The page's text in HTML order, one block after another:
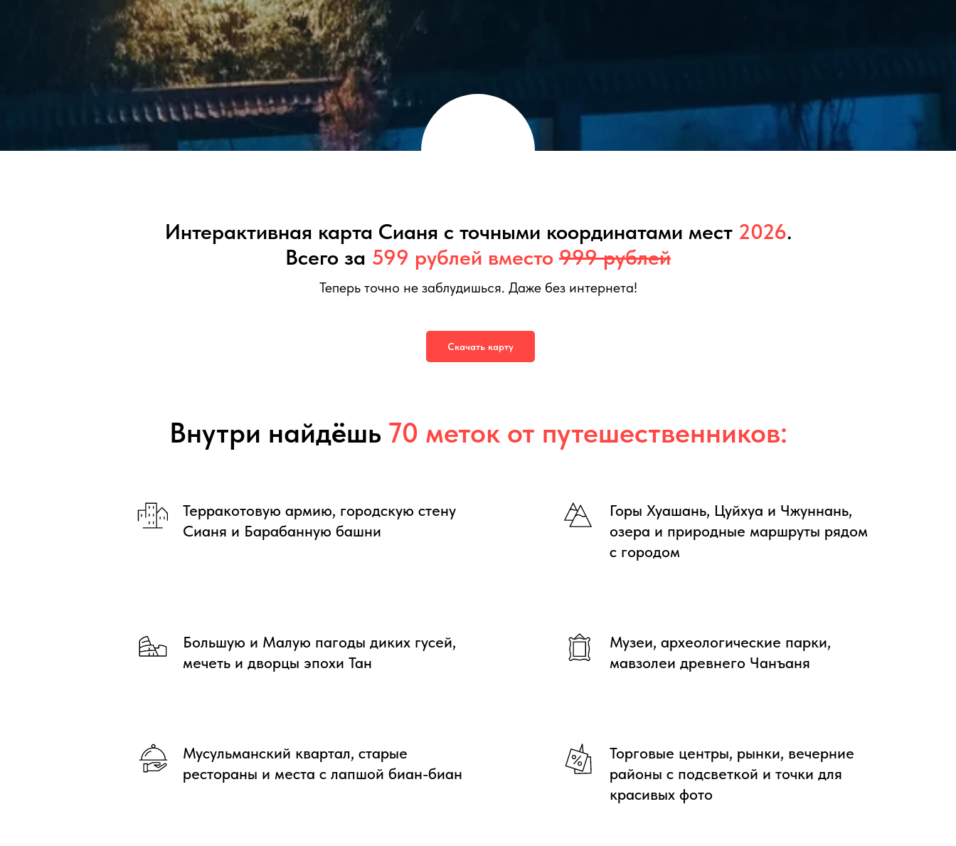
Интерактивная карта Сианя с точными координатами мест 2026.
Всего за 599 рублей вместо 999 рублей
Теперь точно не заблудишься. Даже без интернета!
Скачать карту
Внутри найдёшь 70 меток от путешественников:
Терракотовую армию, городскую стену
Сианя и Барабанную башни
Горы Хуашань, Цуйхуа и Чжуннань,
озера и природные маршруты рядом
с городом
Большую и Малую пагоды диких гусей,
мечеть и дворцы эпохи Тан
Музеи, археологические парки,
мавзолеи древнего Чанъаня
Мусульманский квартал, старые
рестораны и места с лапшой биан-биан
Торговые центры, рынки, вечерние
районы с подсветкой и точки для
красивых фото